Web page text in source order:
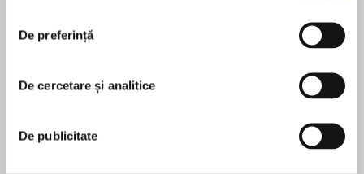
De preferință
De cercetare și analitice
De publicitate
“A feast of a novel, The Stone Witch of Florence
is erudite, transportive, and addicting. Magical
in every sense of the word.” —Katy Hays, New
York Times bestselling author of The Cloisters
A woman's secret. A deadly Plague. Unleash
MAI MULT
Anna Rasche is a historian and gemologist who